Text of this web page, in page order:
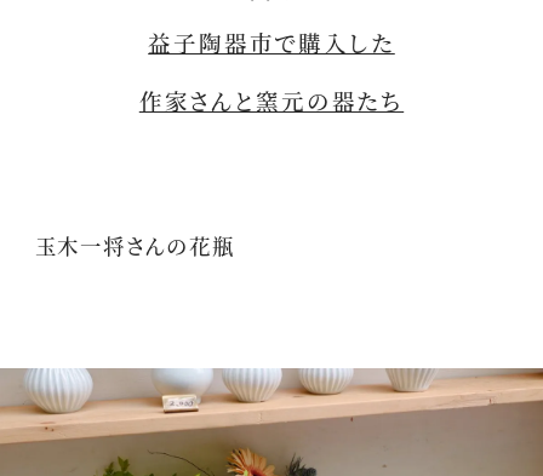
益子陶器市で購入した
作家さんと窯元の器たち
玉木一将さんの花瓶